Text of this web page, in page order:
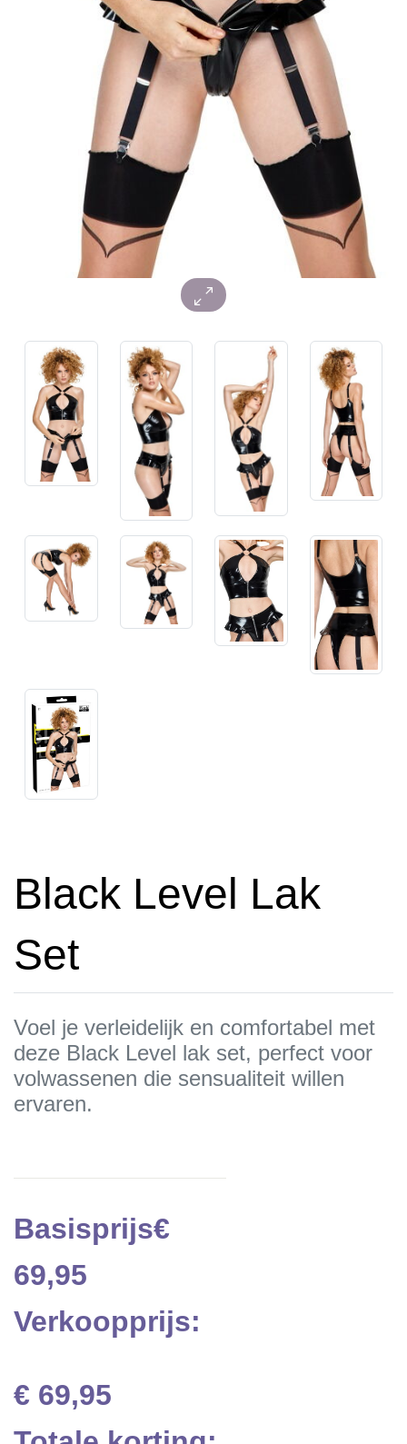
Black Level Lak
Set
Voel je verleidelijk en comfortabel met
deze Black Level lak set, perfect voor
volwassenen die sensualiteit willen
ervaren.
Basisprijs€
69,95
Verkoopprijs:
€ 69,95